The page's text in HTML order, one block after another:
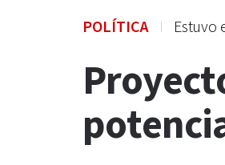
POLÍTICA Estuvo